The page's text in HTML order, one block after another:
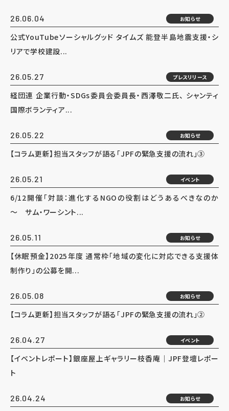
26.06.04 お知らせ
公式YouTubeソーシャルグッド タイムズ 能登半島地震支援・シ
リアで学校建設...
26.05.27 プレスリリース
経団連 企業行動・SDGs委員会委員長・西澤敬二氏、 シャンティ
国際ボランティア...
26.05.22 お知らせ
【コラム更新】担当スタッフが語る「JPFの緊急支援の流れ」③
26.05.21 イベント
6/12開催「対談：進化するNGOの役割はどうあるべきなのか
～ サム・ワーシント...
26.05.11 お知らせ
【休眠預金】2025年度 通常枠「地域の変化に対応できる支援体
制作り」の公募を開...
26.05.08 お知らせ
【コラム更新】担当スタッフが語る「JPFの緊急支援の流れ」②
26.04.27 イベント
【イベントレポート】銀座屋上ギャラリー枝香庵｜JPF登壇レポー
ト
26.04.24 お知らせ